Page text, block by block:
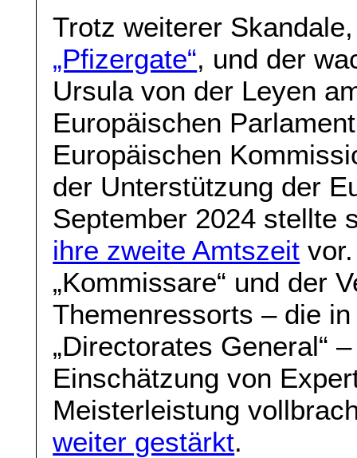
Trotz weiterer
„Pfizergate“, und der
Ursula von der Leyen
Europäischen
Europäischen
der Unterstützung der
September 2024 stellte
ihre zweite Amtszeit
„Kommissare“ und der
Themenressorts – die
„Directorates General“
Einschätzung von
Meisterleistung
weiter gestärkt.